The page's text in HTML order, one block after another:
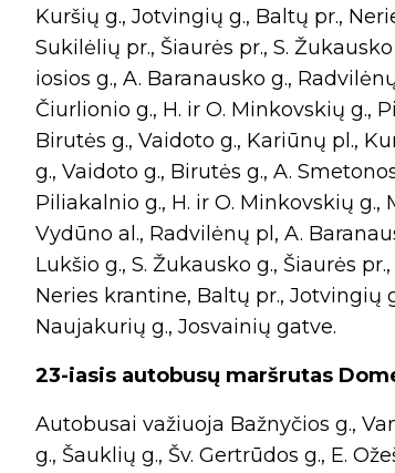
Kuršių g., Jotvingių g., Baltų pr.,
Sukilėlių pr., Šiaurės pr., S.
iosios g., A. Baranausko g.,
Čiurlionio g., H. ir O. Minkovskių g.,
Birutės g., Vaidoto g., Kariūnų pl.,
g., Vaidoto g., Birutės g., A.
Piliakalnio g., H. ir O. Minkovskių g.,
Vydūno al., Radvilėnų pl, A.
Lukšio g., S. Žukausko g., Šiaurės
Neries krantine, Baltų pr., Jotvingių
Naujakurių g., Josvainių gatve.
23-iasis autobusų maršrutas
Autobusai važiuoja Bažnyčios g.,
g., Šauklių g., Šv. Gertrūdos g., E.